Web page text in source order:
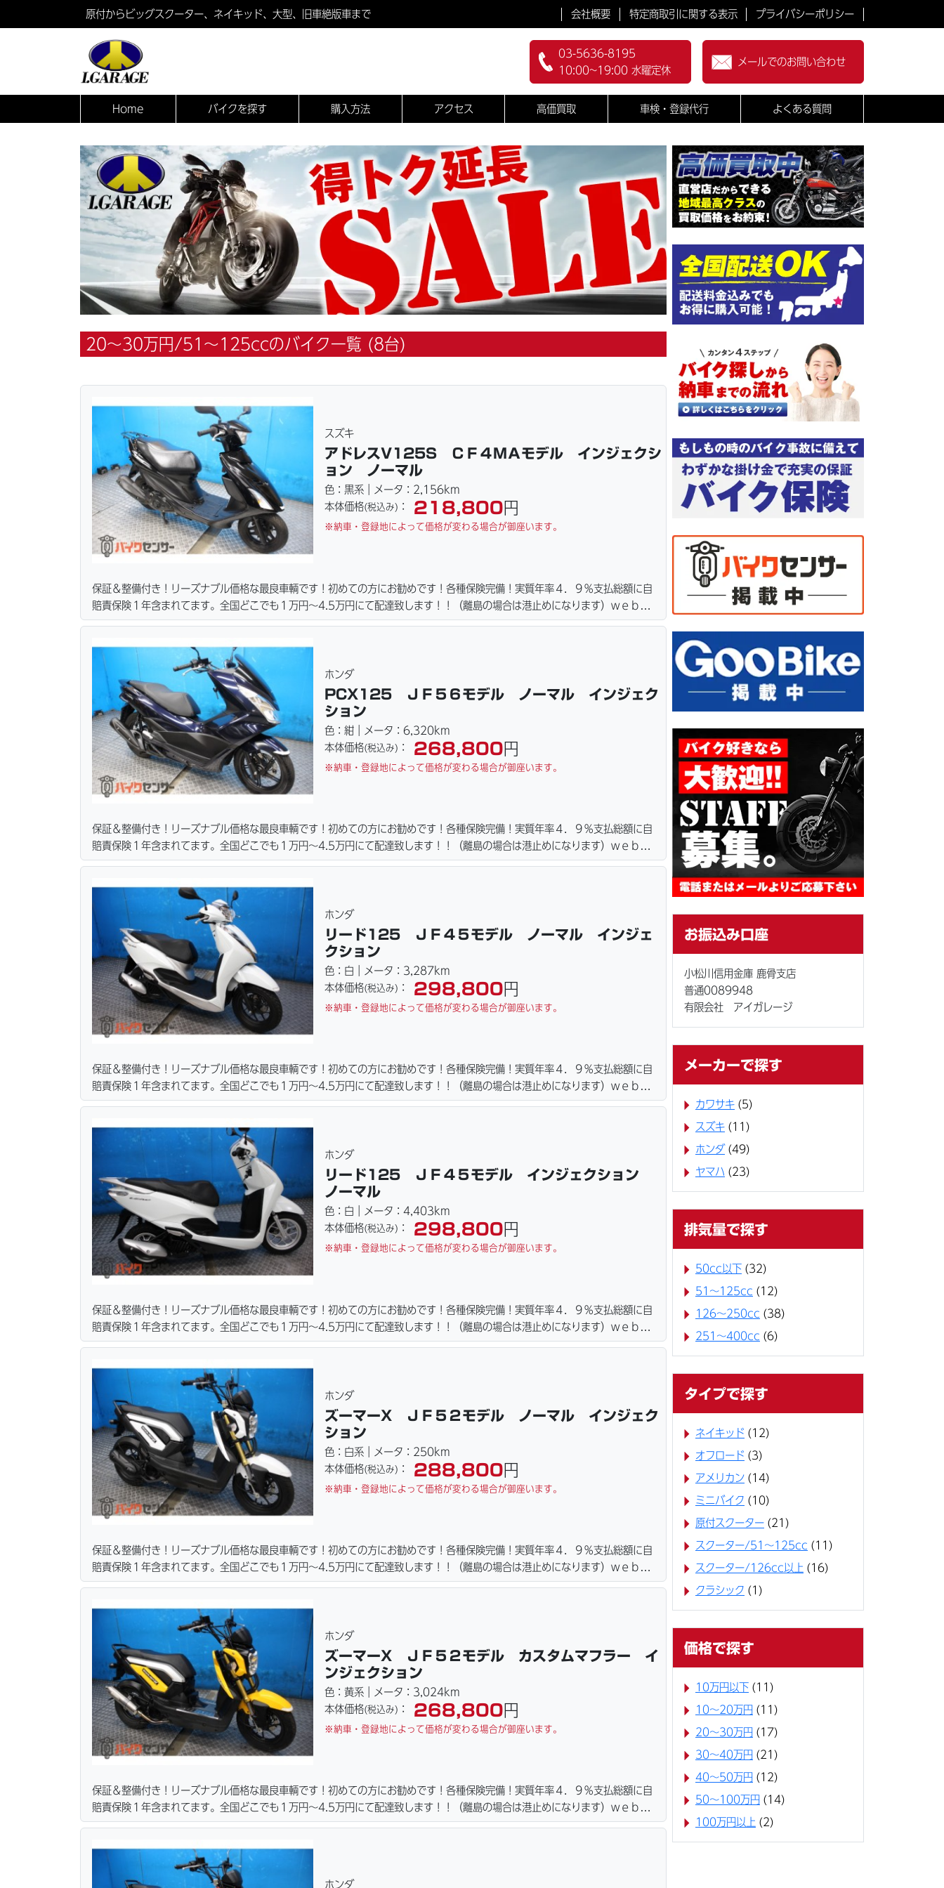
原付からビッグスクーター、ネイキッド、大型、旧車絶版車まで 会社概要 特定商取引に関する表示 プライバシーポリシー
03-5636-8195
10:00~19:00 水曜定休
メールでのお問い合わせ
Home バイクを探す 購入方法 アクセス 高価買取 車検・登録代行 よくある質問
20〜30万円/51～125ccのバイク一覧 (8台)
スズキ
アドレスV125S ＣＦ４ＭＡモデル インジェクシ
ョン ノーマル
色：黒系｜メータ：2,156km
本体価格(税込み) ： 218,800円
※納車・登録地によって価格が変わる場合が御座います。
保証＆整備付き！リーズナブル価格な最良車輌です！初めての方にお勧めです！各種保険完備！実質年率４．９％支払総額に自
賠責保険１年含まれてます。全国どこでも１万円〜4.5万円にて配達致します！！（離島の場合は港止めになります）ｗｅｂロ
ーン・カード各種取り扱ってます。タイヤ・ブレーキパッド・ベルト・ウエイトローラー・バッテリー・プラグ・フィルター・
無料サービス行ってます。当社ホームページにて詳細画像見れます。
ホンダ
PCX125 ＪＦ５６モデル ノーマル インジェク
ション
色：紺｜メータ：6,320km
本体価格(税込み) ： 268,800円
※納車・登録地によって価格が変わる場合が御座います。
保証＆整備付き！リーズナブル価格な最良車輌です！初めての方にお勧めです！各種保険完備！実質年率４．９％支払総額に自
賠責保険１年含まれてます。全国どこでも１万円〜4.5万円にて配達致します！！（離島の場合は港止めになります）ｗｅｂロ
ーン・カード各種取り扱ってます。タイヤ・ブレーキパッド・ベルト・ウエイトローラー・バッテリー・プラグ・フィルター・
無料サービス行ってます。当社ホームページにて詳細画像見れます。
ホンダ
リード125 ＪＦ４５モデル ノーマル インジェ
クション
色：白｜メータ：3,287km
本体価格(税込み) ： 298,800円
※納車・登録地によって価格が変わる場合が御座います。
保証＆整備付き！リーズナブル価格な最良車輌です！初めての方にお勧めです！各種保険完備！実質年率４．９％支払総額に自
賠責保険１年含まれてます。全国どこでも１万円〜4.5万円にて配達致します！！（離島の場合は港止めになります）ｗｅｂロ
ーン・カード各種取り扱ってます。タイヤ・ブレーキパッド・ベルト・ウエイトローラー・バッテリー・プラグ・フィルター・
無料サービス行ってます。当社ホームページにて詳細画像見れます。
ホンダ
リード125 ＪＦ４５モデル インジェクション
ノーマル
色：白｜メータ：4,403km
本体価格(税込み) ： 298,800円
※納車・登録地によって価格が変わる場合が御座います。
保証＆整備付き！リーズナブル価格な最良車輌です！初めての方にお勧めです！各種保険完備！実質年率４．９％支払総額に自
賠責保険１年含まれてます。全国どこでも１万円〜4.5万円にて配達致します！！（離島の場合は港止めになります）ｗｅｂロ
ーン・カード各種取り扱ってます。タイヤ・ブレーキパッド・ベルト・ウエイトローラー・バッテリー・プラグ・フィルター・
無料サービス行ってます。当社ホームページにて詳細画像見れます。
ホンダ
ズーマーX ＪＦ５２モデル ノーマル インジェク
ション
色：白系｜メータ：250km
本体価格(税込み) ： 288,800円
※納車・登録地によって価格が変わる場合が御座います。
保証＆整備付き！リーズナブル価格な最良車輌です！初めての方にお勧めです！各種保険完備！実質年率４．９％支払総額に自
賠責保険１年含まれてます。全国どこでも１万円〜4.5万円にて配達致します！！（離島の場合は港止めになります）ｗｅｂロ
ーン・カード各種取り扱ってます。タイヤ・ブレーキパッド・ベルト・ウエイトローラー・バッテリー・プラグ・フィルター・
無料サービス行ってます。当社ホームページにて詳細画像見れます。
ホンダ
ズーマーX ＪＦ５２モデル カスタムマフラー イ
ンジェクション
色：黄系｜メータ：3,024km
本体価格(税込み) ： 268,800円
※納車・登録地によって価格が変わる場合が御座います。
保証＆整備付き！リーズナブル価格な最良車輌です！初めての方にお勧めです！各種保険完備！実質年率４．９％支払総額に自
賠責保険１年含まれてます。全国どこでも１万円〜4.5万円にて配達致します！！（離島の場合は港止めになります）ｗｅｂロ
ーン・カード各種取り扱ってます。タイヤ・ブレーキパッド・ベルト・ウエイトローラー・バッテリー・プラグ・フィルター・
無料サービス行ってます。当社ホームページにて詳細画像見れます。
ホンダ
お振込み口座
小松川信用金庫 鹿骨支店
普通0089948
有限会社 アイガレージ
メーカーで探す
カワサキ (5)
スズキ (11)
ホンダ (49)
ヤマハ (23)
排気量で探す
50cc以下 (32)
51～125cc (12)
126～250cc (38)
251～400cc (6)
タイプで探す
ネイキッド (12)
オフロード (3)
アメリカン (14)
ミニバイク (10)
原付スクーター (21)
スクーター/51～125cc (11)
スクーター/126cc以上 (16)
クラシック (1)
価格で探す
10万円以下 (11)
10〜20万円 (11)
20〜30万円 (17)
30〜40万円 (21)
40〜50万円 (12)
50〜100万円 (14)
100万円以上 (2)